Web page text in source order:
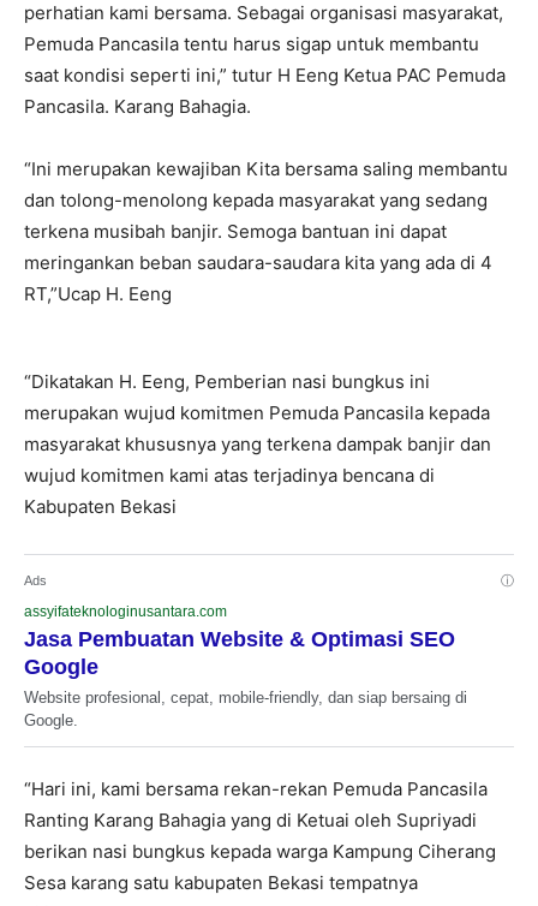
perhatian kami bersama. Sebagai organisasi masyarakat,
Pemuda Pancasila tentu harus sigap untuk membantu
saat kondisi seperti ini,” tutur H Eeng Ketua PAC Pemuda
Pancasila. Karang Bahagia.
“Ini merupakan kewajiban Kita bersama saling membantu
dan tolong-menolong kepada masyarakat yang sedang
terkena musibah banjir. Semoga bantuan ini dapat
meringankan beban saudara-saudara kita yang ada di 4
RT,”Ucap H. Eeng
“Dikatakan H. Eeng, Pemberian nasi bungkus ini
merupakan wujud komitmen Pemuda Pancasila kepada
masyarakat khususnya yang terkena dampak banjir dan
wujud komitmen kami atas terjadinya bencana di
Kabupaten Bekasi
Ads ⓘ
assyifateknologinusantara.com
Jasa Pembuatan Website & Optimasi SEO
Google
Website profesional, cepat, mobile-friendly, dan siap bersaing di
Google.
“Hari ini, kami bersama rekan-rekan Pemuda Pancasila
Ranting Karang Bahagia yang di Ketuai oleh Supriyadi
berikan nasi bungkus kepada warga Kampung Ciherang
Sesa karang satu kabupaten Bekasi tempatnya